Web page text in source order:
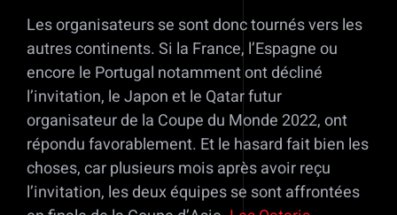
Les organisateurs se sont donc tournés vers les
autres continents. Si la France, l’Espagne ou
encore le Portugal notamment ont décliné
l’invitation, le Japon et le Qatar futur
organisateur de la Coupe du Monde 2022, ont
répondu favorablement. Et le hasard fait bien les
choses, car plusieurs mois après avoir reçu
l’invitation, les deux équipes se sont affrontées